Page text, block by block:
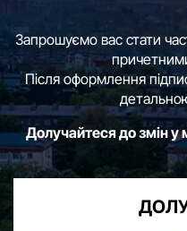
Запрошуємо вас стати
Після оформлення
Долучайтеся до змін у